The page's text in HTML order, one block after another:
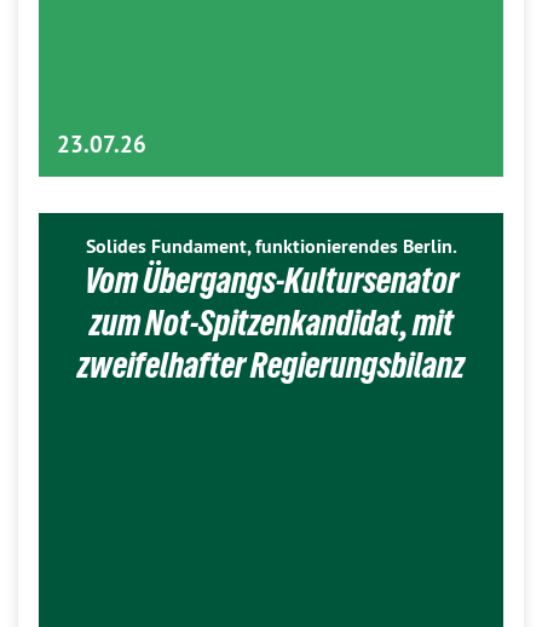
23.07.26
Solides Fundament, funktionierendes Berlin.
Vom Übergangs-Kultursenator
zum Not-Spitzenkandidat, mit
zweifelhafter Regierungsbilanz